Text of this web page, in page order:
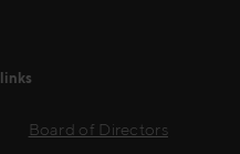
Board of Directors